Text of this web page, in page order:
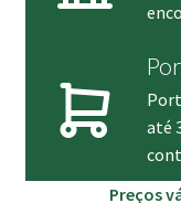
até
Preços